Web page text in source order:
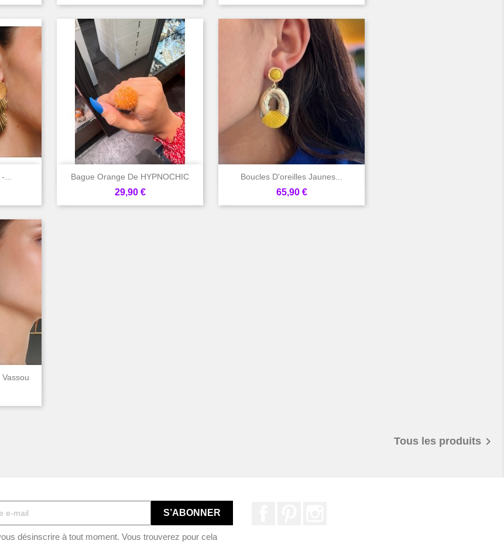
Bague Orange De HYPNOCHIC
Prix
29,90 €
Aperçu rapide Boucles D'oreilles Jaunes...
Prix
65,90 €
Aperçu rapide
Tous les produits 
désinscrire à tout moment. Vous trouverez pour cela